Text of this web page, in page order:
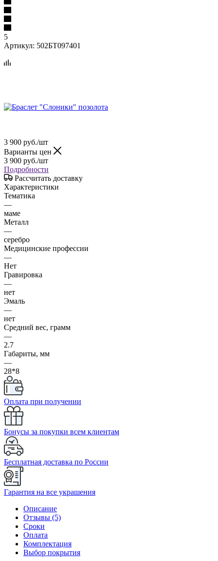
5
Артикул: 502БТ097401
3 900 руб./шт
Варианты цен
3 900 руб./шт
Подробности
Рассчитать доставку
Характеристики
Тематика
—
маме
Металл
—
серебро
Медицинские профессии
—
Нет
Гравировка
—
нет
Эмаль
—
нет
Средний вес, грамм
—
2.7
Габариты, мм
—
28*8
Оплата при получении
Бонусы за покупки всем клиентам
Бесплатная доставка по России
Гарантия на все украшения
Описание
Отзывы (5)
Сроки
Оплата
Комплектация
Выбор покрытия